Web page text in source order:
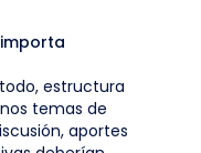
estructura
temas de
aportes